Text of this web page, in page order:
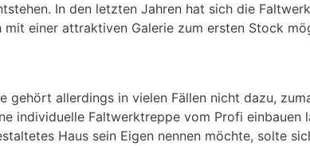
In den letzten Jahren hat sich die
einer attraktiven Galerie zum ersten Stock
gehört allerdings in vielen Fällen nicht dazu,
individuelle Faltwerktreppe vom Profi einbauen
Haus sein Eigen nennen möchte, solte